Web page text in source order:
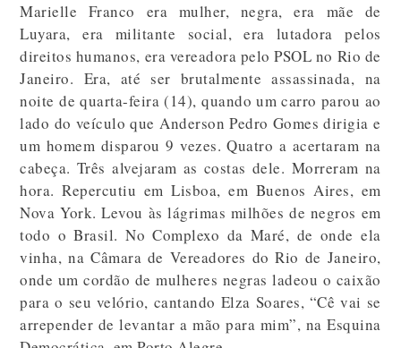
Marielle Franco era mulher, negra, era mãe de
Luyara, era militante social, era lutadora pelos
direitos humanos, era vereadora pelo PSOL no Rio de
Janeiro. Era, até ser brutalmente assassinada, na
noite de quarta-feira (14), quando um carro parou ao
lado do veículo que Anderson Pedro Gomes dirigia e
um homem disparou 9 vezes. Quatro a acertaram na
cabeça. Três alvejaram as costas dele. Morreram na
hora. Repercutiu em Lisboa, em Buenos Aires, em
Nova York. Levou às lágrimas milhões de negros em
todo o Brasil. No Complexo da Maré, de onde ela
vinha, na Câmara de Vereadores do Rio de Janeiro,
onde um cordão de mulheres negras ladeou o caixão
para o seu velório, cantando Elza Soares, “Cê vai se
arrepender de levantar a mão para mim”, na Esquina